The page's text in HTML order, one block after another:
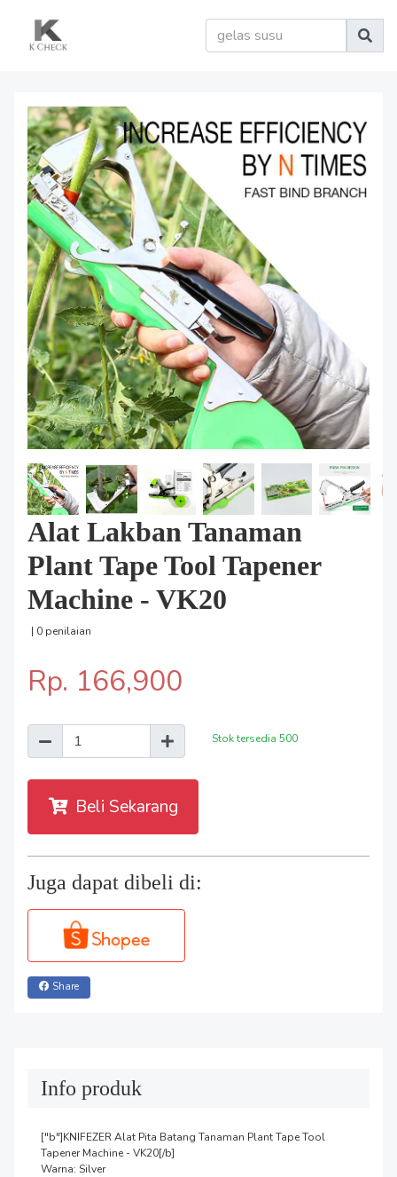
Alat Lakban Tanaman
Plant Tape Tool Tapener
Machine - VK20
| 0 penilaian
Rp. 166,900
Stok tersedia 500
Beli Sekarang
Juga dapat dibeli di:
Share
Info produk
["b"]KNIFEZER Alat Pita Batang Tanaman Plant Tape Tool
Tapener Machine - VK20[/b]
Warna: Silver